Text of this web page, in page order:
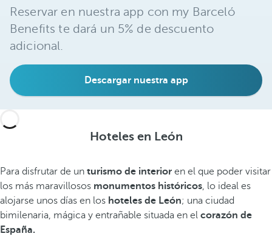
Reservar en nuestra app con my Barceló
Benefits te dará un 5% de descuento
adicional.
Descargar nuestra app
Hoteles en León
Para disfrutar de un turismo de interior en el que poder visitar
los más maravillosos monumentos históricos, lo ideal es
alojarse unos días en los hoteles de León; una ciudad
bimilenaria, mágica y entrañable situada en el corazón de
España.